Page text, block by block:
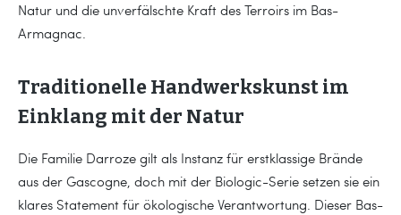
Natur und die unverfälschte Kraft des Terroirs im Bas-
Armagnac.
Traditionelle Handwerkskunst im
Einklang mit der Natur
Die Familie Darroze gilt als Instanz für erstklassige Brände
aus der Gascogne, doch mit der Biologic-Serie setzen sie ein
klares Statement für ökologische Verantwortung. Dieser Bas-